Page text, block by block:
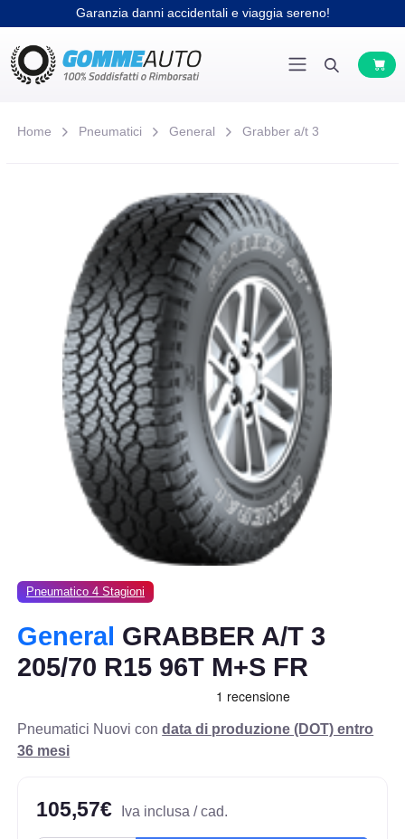
Garanzia danni accidentali e viaggia sereno!
Home Pneumatici General Grabber a/t 3
Pneumatico 4 Stagioni
General GRABBER A/T 3
205/70 R15 96T M+S FR
Pneumatici Nuovi condata di produzione (DOT) entro
36 mesi
105,57€ Iva inclusa / cad.